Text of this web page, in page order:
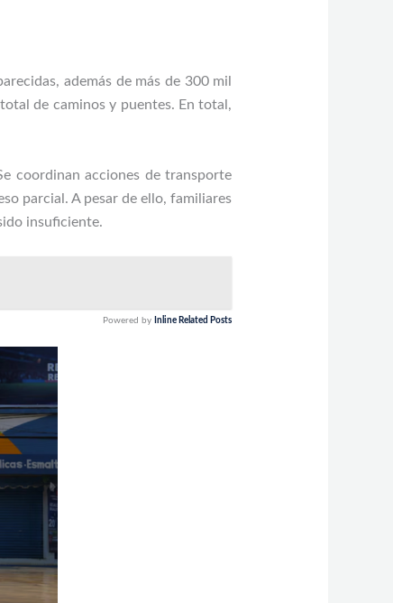
además de más de 300 mil
de caminos y puentes. En total,
coordinan acciones de transporte
parcial. A pesar de ello, familiares
insuficiente.
Powered by Inline Related Posts